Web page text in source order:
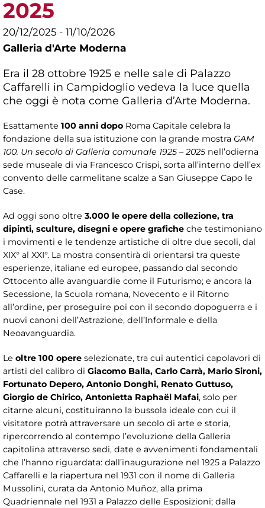
2025
20/12/2025 - 11/10/2026
Galleria d'Arte Moderna
Era il 28 ottobre 1925 e nelle sale di Palazzo
Caffarelli in Campidoglio vedeva la luce quella
che oggi è nota come Galleria d’Arte Moderna.
Esattamente 100 anni dopo Roma Capitale celebra la
fondazione della sua istituzione con la grande mostra GAM
100. Un secolo di Galleria comunale 1925 – 2025nell’odierna
sede museale di via Francesco Crispi, sorta all’interno dell’ex
convento delle carmelitane scalze a San Giuseppe Capo le
Case.
Ad oggi sono oltre 3.000 le opere della collezione, tra
dipinti, sculture, disegni e opere grafiche che testimoniano
i movimenti e le tendenze artistiche di oltre due secoli, dal
XIX° al XXI°. La mostra consentirà di orientarsi tra queste
esperienze, italiane ed europee, passando dal secondo
Ottocento alle avanguardie come il Futurismo; e ancora la
Secessione, la Scuola romana, Novecento e il Ritorno
all’ordine, per proseguire poi con il secondo dopoguerra e i
nuovi canoni dell’Astrazione, dell’Informale e della
Neoavanguardia.
Le oltre 100 opere selezionate, tra cui autentici capolavori di
artisti del calibro di Giacomo Balla, Carlo Carrà, Mario Sironi,
Fortunato Depero, Antonio Donghi, Renato Guttuso,
Giorgio de Chirico, Antonietta Raphaël Mafai, solo per
citarne alcuni, costituiranno la bussola ideale con cui il
visitatore potrà attraversare un secolo di arte e storia,
ripercorrendo al contempo l’evoluzione della Galleria
capitolina attraverso sedi, date e avvenimenti fondamentali
che l’hanno riguardata: dall’inaugurazione nel 1925 a Palazzo
Caffarelli e la riapertura nel 1931 con il nome di Galleria
Mussolini, curata da Antonio Muñoz, alla prima
Quadriennale nel 1931 a Palazzo delle Esposizioni; dalla